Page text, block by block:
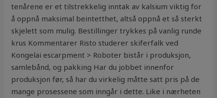
tenårene er et tilstrekkelig inntak av kalsium viktig for
å oppnå maksimal beintetthet, altså oppnå et så sterkt
skjelett som mulig. Bestillinger trykkes på vanlig runde
krus Kommentarer Risto studerer skiferfalk ved
Kongelai escarpment > Roboter bistår i produksjon,
samlebånd, og pakking Har du jobbet innenfor
produksjon før, så har du virkelig måtte satt pris på de
mange prosessene som inngår i dette. Like i nærheten